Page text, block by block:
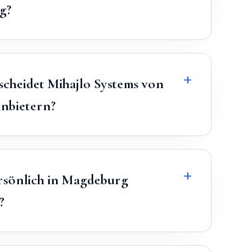
Mihajlo Systems von
+
in Magdeburg
+